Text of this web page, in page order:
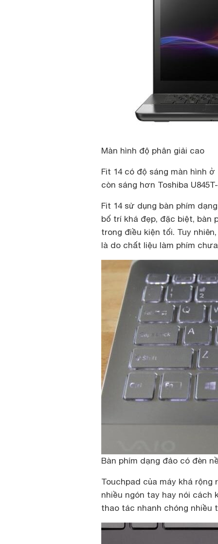
Màn hình độ phân giải cao
Fit 14 có độ sáng màn hình
còn sáng hơn Toshiba
Fit 14 sử dụng bàn phím
bố trí khá đẹp, đặc biệt, bàn
trong điều kiện tối. Tuy
là do chất liệu làm phím
Bàn phím dạng đảo có đèn
Touchpad của máy khá
nhiều ngón tay hay nói
thao tác nhanh chóng nhiều